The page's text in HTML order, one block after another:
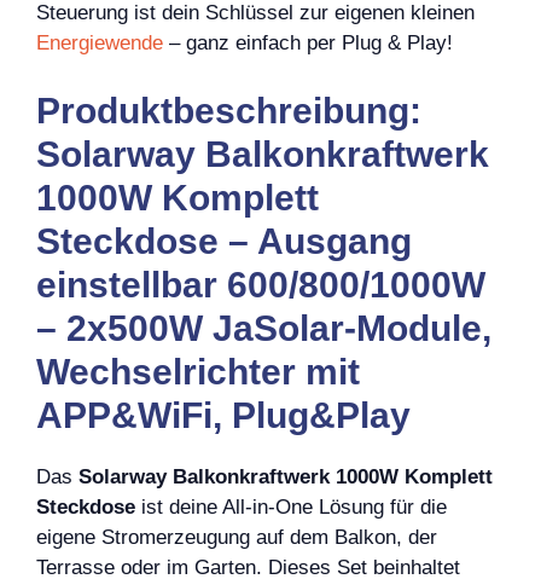
Steuerung ist dein Schlüssel zur eigenen kleinen
Energiewende – ganz einfach per Plug & Play!
Produktbeschreibung:
Solarway Balkonkraftwerk
1000W Komplett
Steckdose – Ausgang
einstellbar 600/800/1000W
– 2x500W JaSolar-Module,
Wechselrichter mit
APP&WiFi, Plug&Play
Das Solarway Balkonkraftwerk 1000W Komplett
Steckdose ist deine All-in-One Lösung für die
eigene Stromerzeugung auf dem Balkon, der
Terrasse oder im Garten. Dieses Set beinhaltet